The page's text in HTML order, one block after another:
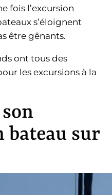
fois l’excursion
s’éloignent
être gênants.
ont tous des
les excursions à la
bateau sur